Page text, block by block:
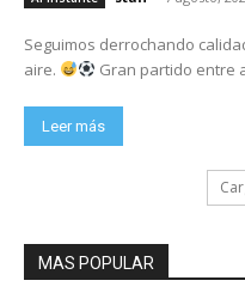
Seguimos derrochando
aire.
Gran partido entre
Leer más
MAS POPULAR